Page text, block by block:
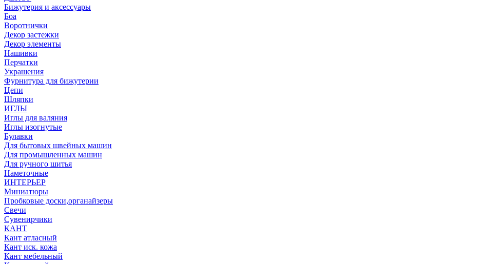
Бижутерия и аксессуары
Боа
Воротнички
Декор застежки
Декор элементы
Нашивки
Перчатки
Украшения
Фурнитура для бижутерии
Цепи
Шляпки
ИГЛЫ
Иглы для валяния
Иглы изогнутые
Булавки
Для бытовых швейных машин
Для промышленных машин
Для ручного шитья
Наметочные
ИНТЕРЬЕР
Миниатюры
Пробковые доски,органайзеры
Свечи
Сувенирчики
КАНТ
Кант атласный
Кант иск. кожа
Кант мебельный